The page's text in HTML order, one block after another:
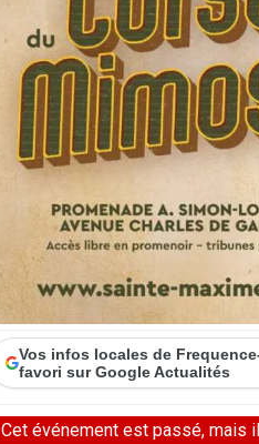
Vos infos locales de
favori sur Google Actualités
Cet événement est passé, mais